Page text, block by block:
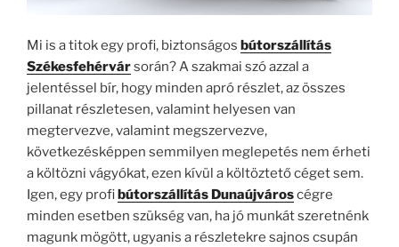
Mi is a titok egy profi, biztonságos bútorszállítás
Székesfehérvársorán? A szakmai szó azzal a
jelentéssel bír, hogy minden apró részlet, az összes
pillanat részletesen, valamint helyesen van
megtervezve, valamint megszervezve,
következésképpen semmilyen meglepetés nem érheti
a költözni vágyókat, ezen kívül a költöztető céget sem.
Igen, egy profibútorszállítás Dunaújvároscégre
minden esetben szükség van, ha jó munkát szeretnénk
magunk mögött, ugyanis a részletekre sajnos csupán